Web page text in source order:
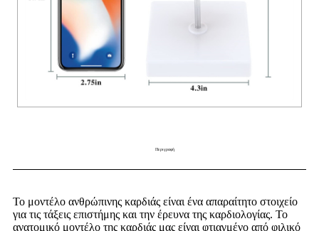
Περιγραφή
Το μοντέλο ανθρώπινης καρδιάς είναι ένα απαραίτητο στοιχείο
για τις τάξεις επιστήμης και την έρευνα της καρδιολογίας. Το
ανατομικό μοντέλο της καρδιάς μας είναι φτιαγμένο από φιλικό